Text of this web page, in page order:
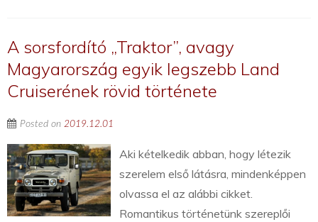
A sorsfordító „Traktor”, avagy
Magyarország egyik legszebb Land
Cruiserének rövid története
Posted on 2019.12.01
Aki kételkedik abban, hogy létezik
szerelem első látásra, mindenképpen
olvassa el az alábbi cikket.
Romantikus történetünk szereplői